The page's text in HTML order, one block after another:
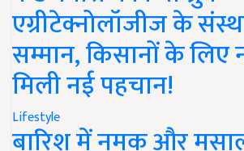
एग्रीटेक्नोलॉजीज के
सम्मान, किसानों के लिए
मिली नई पहचान!
Lifestyle